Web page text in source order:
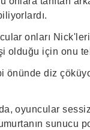
onları
olduğu için onu
önünde diz
oyuncular
sunucu